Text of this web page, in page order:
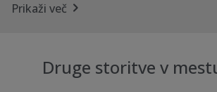
Prikaži več
Druge storitve v